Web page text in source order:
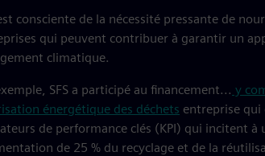
consciente de la nécessité pressante de
qui peuvent contribuer à garantir un
climatique.
SFS a participé au financement... y
énergétique des déchets entreprise qui
de performance clés (KPI) qui incitent
de 25 % du recyclage et de la